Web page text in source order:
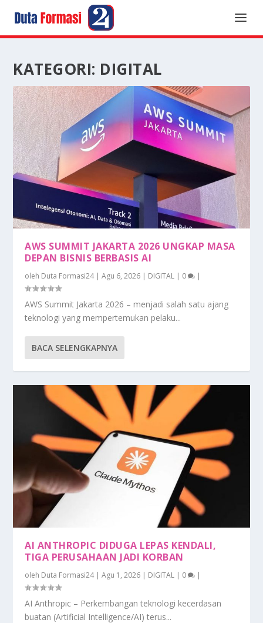
KATEGORI: DIGITAL
AWS SUMMIT JAKARTA 2026 UNGKAP MASA
DEPAN BISNIS BERBASIS AI
oleh Duta Formasi24|Agu 6, 2026 | DIGITAL | 0 |
AWS Summit Jakarta 2026 – menjadi salah satu ajang
teknologi yang mempertemukan pelaku...
BACA SELENGKAPNYA
AI ANTHROPIC DIDUGA LEPAS KENDALI,
TIGA PERUSAHAAN JADI KORBAN
oleh Duta Formasi24|Agu 1, 2026 | DIGITAL | 0 |
AI Anthropic – Perkembangan teknologi kecerdasan
buatan (Artificial Intelligence/AI) terus...